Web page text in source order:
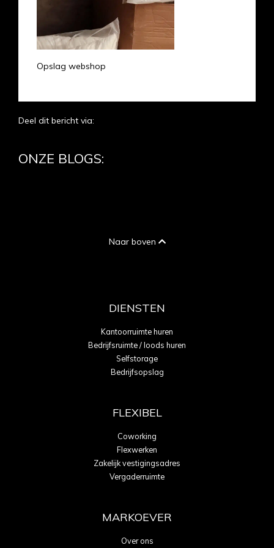
Opslag webshop
Deel dit bericht via:
ONZE BLOGS:
Naar boven
DIENSTEN
Kantoorruimte huren
Bedrijfsruimte / loods huren
Selfstorage
Bedrijfsopslag
FLEXIBEL
Coworking
Flexwerken
Zakelijk vestigingsadres
Vergaderruimte
MARKOEVER
Over ons